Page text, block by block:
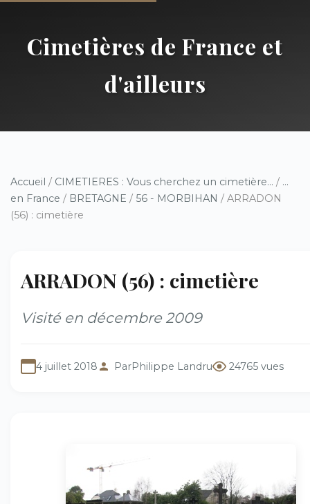
Cimetières de France et
d'ailleurs
Accueil / CIMETIERES : Vous cherchez un cimetière... / ...
en France / BRETAGNE / 56 - MORBIHAN / ARRADON
(56) : cimetière
ARRADON (56) : cimetière
Visité en décembre 2009
4 juillet 2018 ParPhilippe Landru 24765 vues